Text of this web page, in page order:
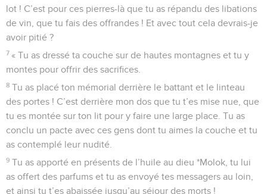
lot ! C’est pour ces pierres-là que tu as répandu des libations
de vin, que tu fais des offrandes ! Et avec tout cela devrais-je
avoir pitié ?
7 « Tu as dressé ta couche sur de hautes montagnes et tu y
montes pour offrir des sacrifices.
8 Tu as placé ton mémorial derrière le battant et le linteau
des portes ! C’est derrière mon dos que tu t’es mise nue, que
tu es montée sur ton lit pour y faire une large place. Tu as
conclu un pacte avec ces gens dont tu aimes la couche et tu
as contemplé leur nudité.
9 Tu as apporté en présents de l’huile au dieu *Molok, tu lui
as offert des parfums et tu as envoyé tes messagers au loin,
et ainsi tu t’es abaissée jusqu’au séjour des morts !